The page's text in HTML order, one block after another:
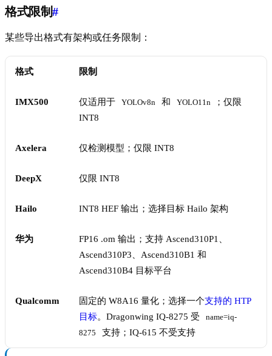
格式限制#
某些导出格式有架构或任务限制：
格式 限制
IMX500 仅适用于 YOLOv8n 和 YOLO11n
；仅限
INT8
Axelera 仅检测模型；仅限 INT8
DeepX 仅限 INT8
Hailo INT8 HEF 输出；选择目标 Hailo 架构
华为
FP16 .om 输出；支持 Ascend310P1、
Ascend310P3、Ascend310B1 和
Ascend310B4 目标平台
Qualcomm 固定的 W8A16 量化；选择一个支持的 HTP
目标。Dragonwing IQ-8275 受
name=iq-
8275
支持；IQ-615 不受支持